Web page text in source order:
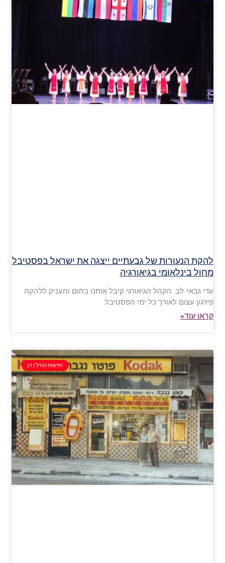
להקת הנעורות של גבעתיים ייצגה את ישראל בפסטיבל
מחול בינלאומי בגיאורגיה
עדי גבאי-לב: הקהל הגיאורגי קיבל אותנו בחום והעניק ללהקה
פירגון עצום לאורך כל ימי הפסטיבל
קראו עוד»
חדשות הנדל"ן דן